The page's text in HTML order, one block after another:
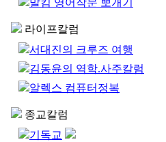
말킴 영어작문 뽀개기
라이프칼럼
서대진의 크루즈 여행
김동윤의 역학.사주칼럼
알렉스 컴퓨터정복
종교칼럼
기독교